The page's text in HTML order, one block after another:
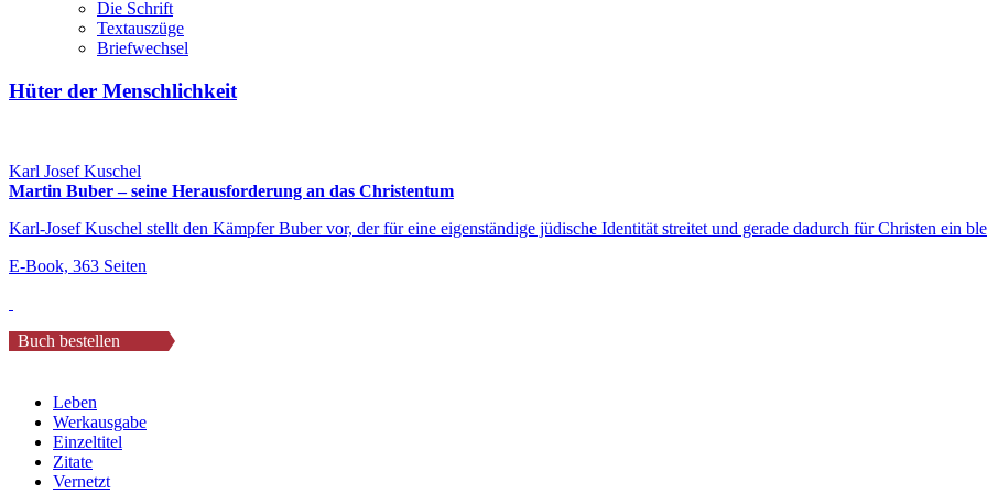
Die Schrift
Textauszüge
Briefwechsel
Hüter der Menschlichkeit
Karl Josef Kuschel
Martin Buber – seine Herausforderung an das Christentum
Karl-Josef Kuschel stellt den Kämpfer Buber vor, der für eine eigenständige jüdische Identität streitet und gerade dadurch für Christen ein
E-Book, 363 Seiten
Buch bestellen
Leben
Werkausgabe
Einzeltitel
Zitate
Vernetzt